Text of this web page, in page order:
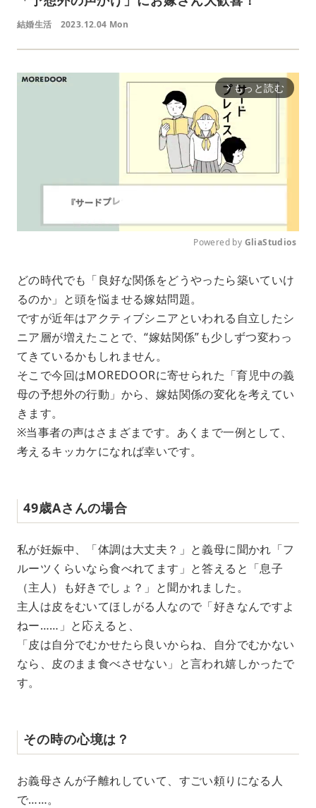
結婚生活 2023.12.04 Mon
arrow_forward_ios もっと読む
u
e
Powered by GliaStudios
どの時代でも「良好な関係をどうやったら築いていけ
るのか」と頭を悩ませる嫁姑問題。
ですが近年はアクティブシニアといわれる自立したシ
ニア層が増えたことで、“嫁姑関係”も少しずつ変わっ
てきているかもしれません。
そこで今回はMOREDOORに寄せられた「育児中の義
母の予想外の行動」から、嫁姑関係の変化を考えてい
きます。
※当事者の声はさまざまです。あくまで一例として、
考えるキッカケになれば幸いです。
49歳Aさんの場合
私が妊娠中、「体調は大丈夫？」と義母に聞かれ「フ
ルーツくらいなら食べれてます」と答えると「息子
（主人）も好きでしょ？」と聞かれました。
主人は皮をむいてほしがる人なので「好きなんですよ
ねー……」と応えると、
「皮は自分でむかせたら良いからね、自分でむかない
なら、皮のまま食べさせない」と言われ嬉しかったで
す。
その時の心境は？
お義母さんが子離れしていて、すごい頼りになる人
で……。